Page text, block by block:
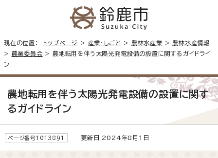
現在の位置： トップページ > 産業・しごと > 農林水産業 > 農林水産情報
>
農業委員会 > 農地転用を伴う太陽光発電設備の設置に関するガイドライ
ン
農地転用を伴う太陽光発電設備の設置に関す
るガイドライン
ページ番号1013891 更新日 2024年8月1日